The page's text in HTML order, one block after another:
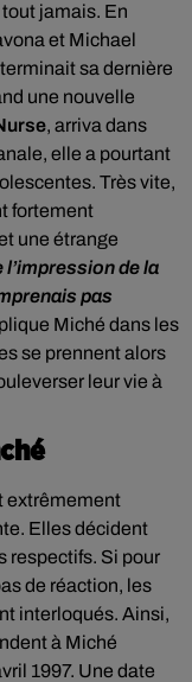
tout jamais. En
et Michael
terminait sa dernière
une nouvelle
, arriva dans
elle a pourtant
Très vite,
fortement
une étrange
l’impression de la
pas
Miché dans les
se prennent alors
leur vie à
extrêmement
Elles décident
respectifs. Si pour
de réaction, les
interloqués. Ainsi,
à Miché
1997. Une date